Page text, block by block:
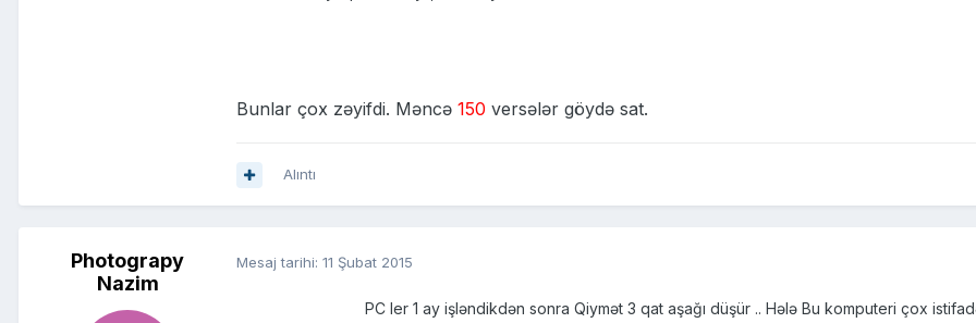
Bunlar çox zəyifdi. Məncə 150 versələr göydə sat.
Alıntı
Photograpy
Nazim
Mesaj tarihi: 11 Şubat 2015
PC ler 1 ay işləndikdən sonra Qiymət 3 qat aşağı düşür .. Hələ Bu komputeri çox